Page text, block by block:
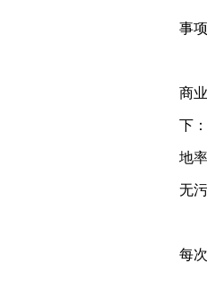
事
商
下
地
无
每